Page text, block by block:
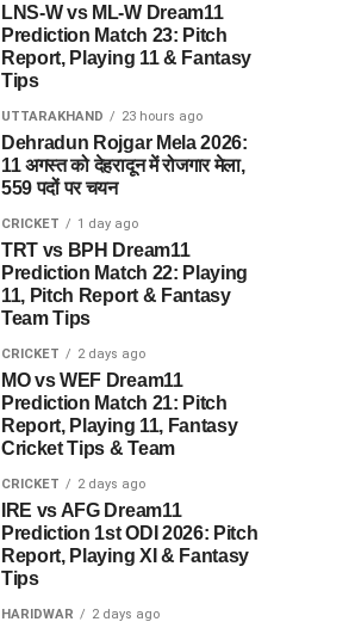
LNS-W vs ML-W Dream11
Prediction Match 23: Pitch
Report, Playing 11 & Fantasy
Tips
UTTARAKHAND 23 hours ago
Dehradun Rojgar Mela 2026:
11 अगस्त को देहरादून में रोजगार मेला,
559 पदों पर चयन
CRICKET 1 day ago
TRT vs BPH Dream11
Prediction Match 22: Playing
11, Pitch Report & Fantasy
Team Tips
CRICKET 2 days ago
MO vs WEF Dream11
Prediction Match 21: Pitch
Report, Playing 11, Fantasy
Cricket Tips & Team
CRICKET 2 days ago
IRE vs AFG Dream11
Prediction 1st ODI 2026: Pitch
Report, Playing XI & Fantasy
Tips
HARIDWAR 2 days ago